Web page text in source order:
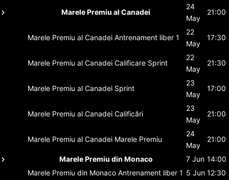
Marele Premiu al Canadei
24
May
21:00
Marele Premiu al Canadei Antrenament liber 1
22
May
17:30
Marele Premiu al Canadei Calificare Sprint
22
May
21:30
Marele Premiu al Canadei Sprint
23
May
17:00
Marele Premiu al Canadei Calificări
23
May
21:00
Marele Premiu al Canadei Marele Premiu
24
May
21:00
Marele Premiu din Monaco 7 Jun 14:00
Marele Premiu din Monaco Antrenament liber 1 5 Jun 12:30